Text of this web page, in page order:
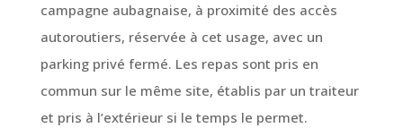
campagne aubagnaise, à proximité des accès
autoroutiers, réservée à cet usage, avec un
parking privé fermé. Les repas sont pris en
commun sur le même site, établis par un traiteur
et pris à l’extérieur si le temps le permet.